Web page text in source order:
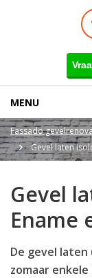
MENU
Fassado
Gevel laten
Gevel
Ename
De gevel laten
zomaar